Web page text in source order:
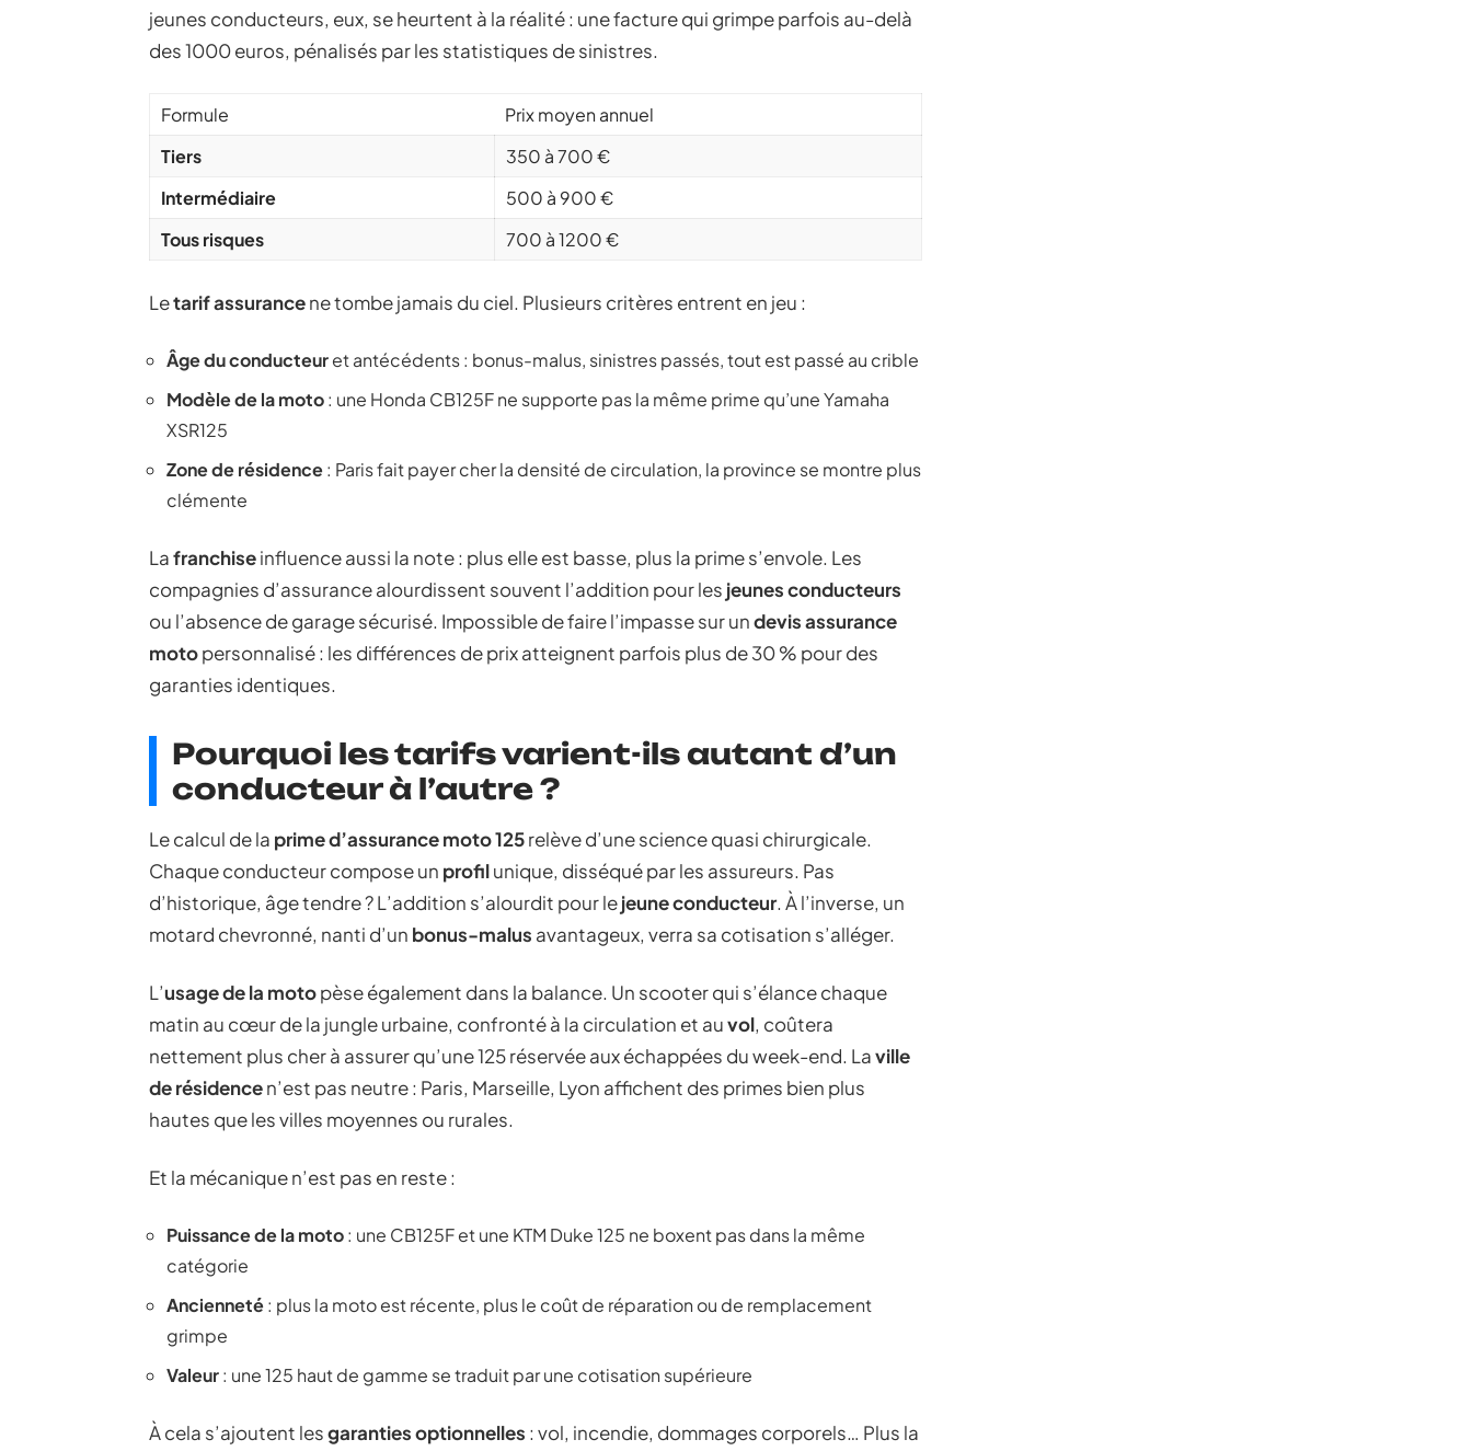
jeunes conducteurs, eux, se heurtent à la réalité : une facture qui grimpe parfois au-delà
des 1000 euros, pénalisés par les statistiques de sinistres.
Formule
Prix moyen annuel
Tiers
350 à 700 €
Intermédiaire
500 à 900 €
Tous risques
700 à 1200 €
Letarif assurancene tombe jamais du ciel. Plusieurs critères entrent en jeu :
Âge du conducteuret antécédents : bonus-malus, sinistres passés, tout est passé au crible
Modèle de la moto: une Honda CB125F ne supporte pas la même prime qu’une Yamaha
XSR125
Zone de résidence: Paris fait payer cher la densité de circulation, la province se montre plus
clémente
Lafranchiseinfluence aussi la note : plus elle est basse, plus la prime s’envole. Les
compagnies d’assurance alourdissent souvent l’addition pour les jeunes conducteurs
ou l’absence de garage sécurisé. Impossible de faire l’impasse sur undevis assurance
motopersonnalisé : les différences de prix atteignent parfois plus de 30 % pour des
garanties identiques.
Pourquoi les tarifs varient-ils autant d’un
conducteur à l’autre ?
Le calcul de la prime d’assurance moto 125relève d’une science quasi chirurgicale.
Chaque conducteur compose un profilunique, disséqué par les assureurs. Pas
d’historique, âge tendre ? L’addition s’alourdit pour lejeune conducteur. À l’inverse, un
motard chevronné, nanti d’un bonus-malus avantageux, verra sa cotisation s’alléger.
L’usage de la motopèse également dans la balance. Un scooter qui s’élance chaque
matin au cœur de la jungle urbaine, confronté à la circulation et auvol, coûtera
nettement plus cher à assurer qu’une 125 réservée aux échappées du week-end. Laville
de résidencen’est pas neutre : Paris, Marseille, Lyon affichent des primes bien plus
hautes que les villes moyennes ou rurales.
Et la mécanique n’est pas en reste :
Puissance de la moto: une CB125F et une KTM Duke 125 ne boxent pas dans la même
catégorie
Ancienneté: plus la moto est récente, plus le coût de réparation ou de remplacement
grimpe
Valeur: une 125 haut de gamme se traduit par une cotisation supérieure
À cela s’ajoutent lesgaranties optionnelles : vol, incendie, dommages corporels… Plus la